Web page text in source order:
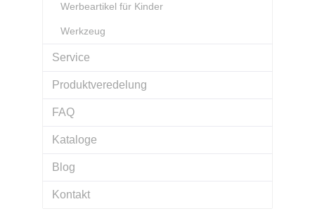
Werbeartikel für Kinder
Werkzeug
Service
Produktveredelung
FAQ
Kataloge
Blog
Kontakt